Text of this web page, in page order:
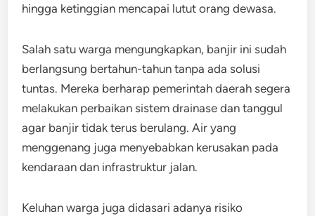
hingga ketinggian mencapai lutut orang dewasa.
Salah satu warga mengungkapkan, banjir ini sudah
berlangsung bertahun-tahun tanpa ada solusi
tuntas. Mereka berharap pemerintah daerah segera
melakukan perbaikan sistem drainase dan tanggul
agar banjir tidak terus berulang. Air yang
menggenang juga menyebabkan kerusakan pada
kendaraan dan infrastruktur jalan.
Keluhan warga juga didasari adanya risiko